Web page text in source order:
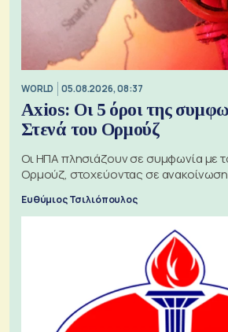
WORLD 05.08.2026, 08:37
Axios: Οι 5 όροι της
Στενά του Ορμούζ
Οι ΗΠΑ πλησιάζουν σε συμφωνία με
Ορμούζ, στοχεύοντας σε
Ευθύμιος Τσιλιόπουλος